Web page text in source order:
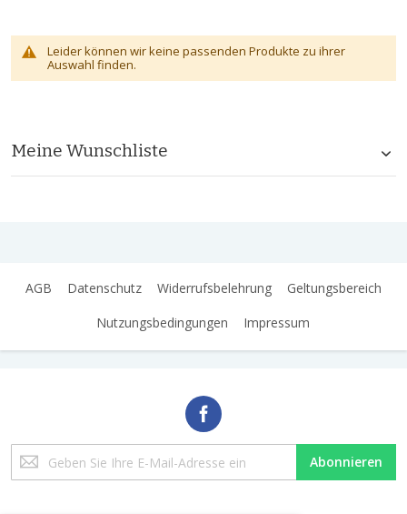
Leider können wir keine passenden Produkte zu ihrer
Auswahl finden.
Meine Wunschliste
AGB Datenschutz Widerrufsbelehrung
Geltungsbereich
Nutzungsbedingungen
Impressum
Melden
Sie
Abonnieren